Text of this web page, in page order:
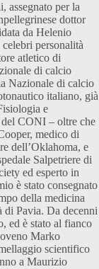
per la
dottor
da Helenio
personalità
atletico di
di calcio
Nazionale di calcio
italiano, già
e
CONI – oltre che
medico di
dell’Oklahoma, e
Salpetriere di
ed esperto in
è stato consegnato
della medicina
di Pavia. Da decenni
ed è stato al fianco
Marko
scientifico
a Maurizio